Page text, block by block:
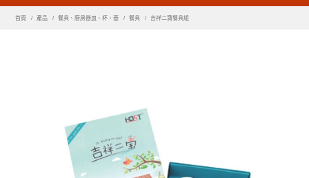
首頁 產品 餐具、廚房器皿、杯、壺 餐具 吉祥二寶餐具組